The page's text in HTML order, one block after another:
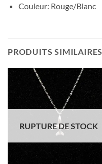
Couleur: Rouge/Blanc
PRODUITS SIMILAIRES
RUPTURE DE STOCK